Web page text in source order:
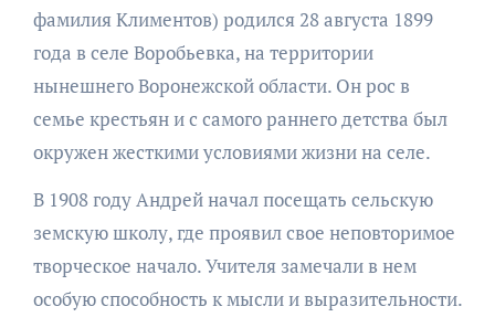
фамилия Климентов) родился 28 августа 1899
года в селе Воробьевка, на территории
нынешнего Воронежской области. Он рос в
семье крестьян и с самого раннего детства был
окружен жесткими условиями жизни на селе.
В 1908 году Андрей начал посещать сельскую
земскую школу, где проявил свое неповторимое
творческое начало. Учителя замечали в нем
особую способность к мысли и выразительности.